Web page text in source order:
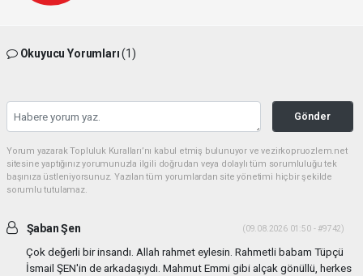
Okuyucu Yorumları(1)
Gönder
Yorum yazarak Topluluk Kuralları’nı kabul etmiş bulunuyor ve vezirkopruozlem.net
sitesine yaptığınız yorumunuzla ilgili doğrudan veya dolaylı tüm sorumluluğu tek
başınıza üstleniyorsunuz. Yazılan tüm yorumlardan site yönetimi hiçbir şekilde
sorumlu tutulamaz.
Şaban Şen (09.08.2026 01:50 - #9742)
Çok değerli bir insandı. Allah rahmet eylesin. Rahmetli babam Tüpçü
İsmail ŞEN'in de arkadaşıydı. Mahmut Emmi gibi alçak gönüllü, herkes